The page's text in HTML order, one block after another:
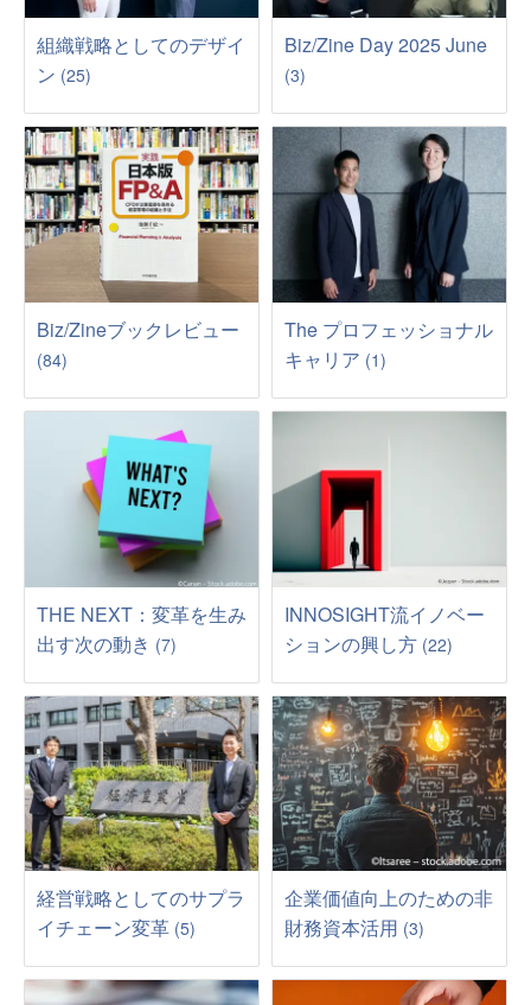
組織戦略としてのデザイ
ン (25)
Biz/Zine Day 2025 June
(3)
Biz/Zineブックレビュー
(84)
The プロフェッショナル
キャリア (1)
THE NEXT：変革を生み
出す次の動き (7)
INNOSIGHT流イノベー
ションの興し方 (22)
経営戦略としてのサプラ
イチェーン変革 (5)
企業価値向上のための非
財務資本活用 (3)